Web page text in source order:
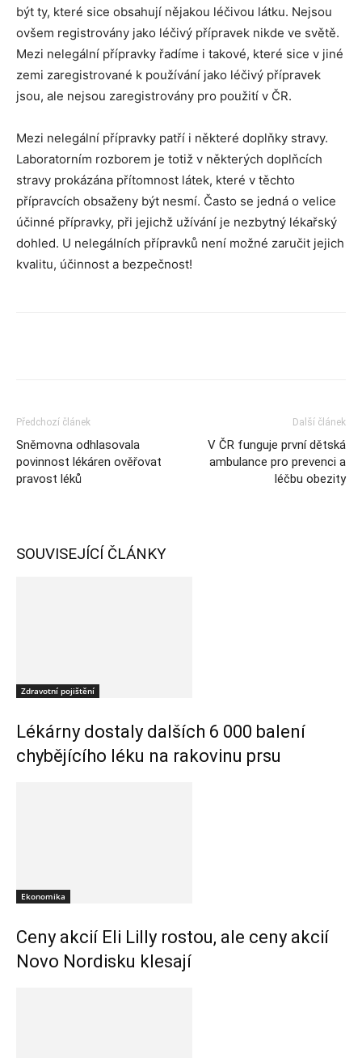
být ty, které sice obsahují nějakou léčivou látku. Nejsou
ovšem registrovány jako léčivý přípravek nikde ve světě.
Mezi nelegální přípravky řadíme i takové, které sice v jiné
zemi zaregistrované k používání jako léčivý přípravek
jsou, ale nejsou zaregistrovány pro použití v ČR.
Mezi nelegální přípravky patří i některé doplňky stravy.
Laboratorním rozborem je totiž v některých doplňcích
stravy prokázána přítomnost látek, které v těchto
přípravcích obsaženy být nesmí. Často se jedná o velice
účinné přípravky, při jejichž užívání je nezbytný lékařský
dohled. U nelegálních přípravků není možné zaručit jejich
kvalitu, účinnost a bezpečnost!
Předchozí článek
Sněmovna odhlasovala
povinnost lékáren ověřovat
pravost léků
Další článek
V ČR funguje první dětská
ambulance pro prevenci a
léčbu obezity
SOUVISEJÍCÍ ČLÁNKY
Zdravotní pojištění
Lékárny dostaly dalších 6 000 balení
chybějícího léku na rakovinu prsu
Ekonomika
Ceny akcií Eli Lilly rostou, ale ceny akcií
Novo Nordisku klesají